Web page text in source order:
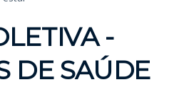
-
DE SAÚDE